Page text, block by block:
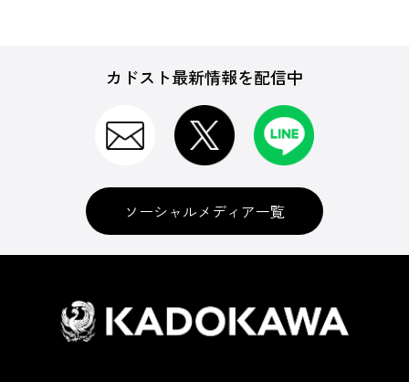
カドスト最新情報を配信中
ソーシャルメディア一覧